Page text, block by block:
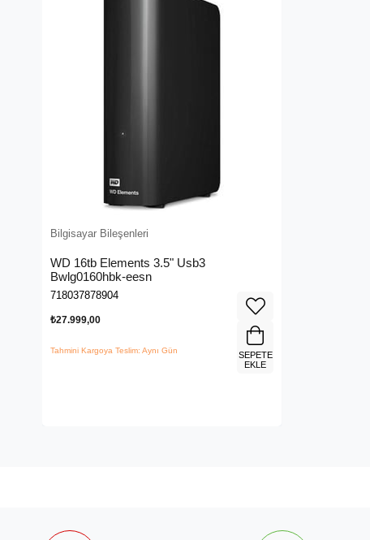
Bilgisayar Bileşenleri
WD 16tb Elements 3.5" Usb3
Bwlg0160hbk-eesn
718037878904
₺27.999,00
Tahmini Kargoya Teslim: Aynı Gün
SEPETE
EKLE